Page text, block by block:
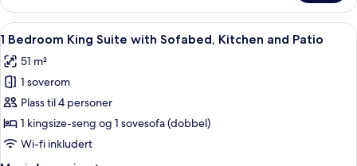
Queens
Accessible
Mobility/Hearing
3x3
Shower
Åpne
alle
bildene
av
1
Bedroom
King
Allergitestet sengetøy, dundyner,
5
1 Bedroom King Suite with Sofabed, Kitchen and Patio
51 m²
1 soverom
Plass til 4 personer
1 kingsize-seng og 1 sovesofa (dobbel)
Wi-fi inkludert